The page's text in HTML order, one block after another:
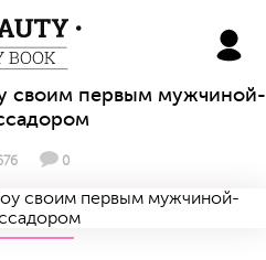
BeautyDayBook
своим первым мужчиной-
0